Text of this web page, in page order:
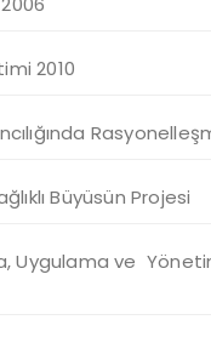
2010
Büyüsün Projesi
Uygulama ve